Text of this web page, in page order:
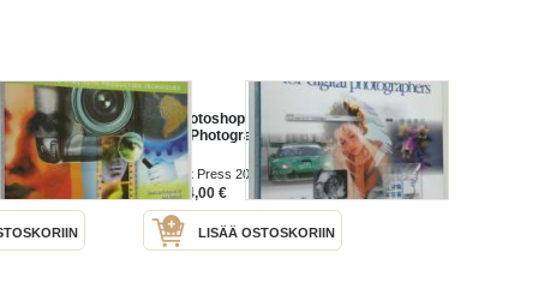
Adobe
The Photoshop CS Book for
Digital Photographers
Peachpit Press 2003
Hinta:
4,00 €
LISÄÄ OSTOSKORIIN